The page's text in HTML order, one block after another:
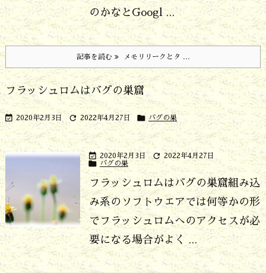
のかなとGoogl ...
記事を読む メモリリークとタ ...
フラッシュロムはバグの巣窟
 2020年2月3日  2022年4月27日  バグの巣
 2020年2月3日  2022年4月27日
 バグの巣
フラッシュロムはバグの巣窟組み込
み系のソフトウエアでは何等かの形
でフラッシュロムへのアクセスが必
要になる場合がよく ...